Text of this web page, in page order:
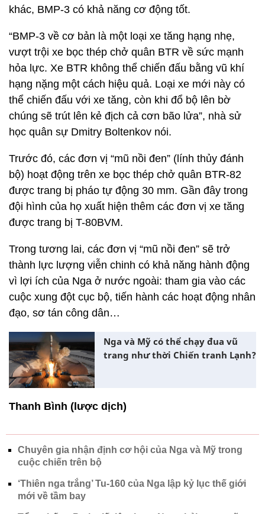
khác, BMP-3 có khả năng cơ động tốt.
“BMP-3 về cơ bản là một loại xe tăng hạng nhẹ,
vượt trội xe bọc thép chở quân BTR về sức mạnh
hỏa lực. Xe BTR không thể chiến đấu bằng vũ khí
hạng nặng một cách hiệu quả. Loại xe mới này có
thể chiến đấu với xe tăng, còn khi đổ bộ lên bờ
chúng sẽ trút lên kẻ địch cả cơn bão lửa”, nhà sử
học quân sự Dmitry Boltenkov nói.
Trước đó, các đơn vị “mũ nồi đen” (lính thủy đánh
bộ) hoạt động trên xe bọc thép chở quân BTR-82
được trang bị pháo tự động 30 mm. Gần đây trong
đội hình của họ xuất hiện thêm các đơn vị xe tăng
được trang bị T-80BVM.
Trong tương lai, các đơn vị “mũ nồi đen” sẽ trở
thành lực lượng viễn chinh có khả năng hành động
vì lợi ích của Nga ở nước ngoài: tham gia vào các
cuộc xung đột cục bộ, tiến hành các hoạt động nhân
đạo, sơ tán công dân…
Nga và Mỹ có thể chạy đua vũ
trang như thời Chiến tranh Lạnh?
Thanh Bình (lược dịch)
Chuyên gia nhận định cơ hội của Nga và Mỹ trong
cuộc chiến trên bộ
‘Thiên nga trắng’ Tu-160 của Nga lập kỷ lục thế giới
mới về tầm bay